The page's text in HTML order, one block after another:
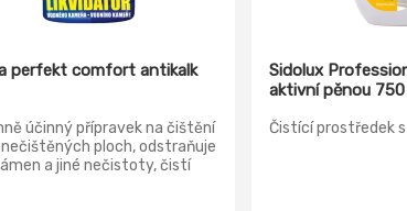
perfekt comfort antikalk
účinný přípravek na čištění
ploch, odstraňuje
a jiné nečistoty, čistí
Sidolux
aktivní pěnou
Čistící prostředek